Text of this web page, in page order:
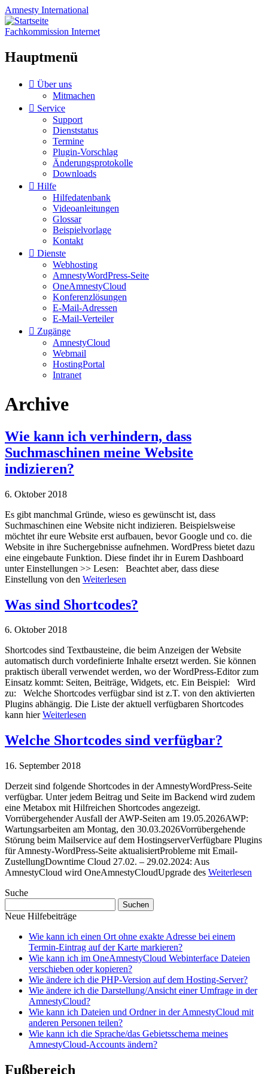
Amnesty International
Fachkommission Internet
Hauptmenü
Zum
springen
Über uns
Mitmachen
Service
Support
Dienststatus
Termine
Plugin-Vorschlag
Änderungsprotokolle
Downloads
Hilfe
Hilfedatenbank
Videoanleitungen
Glossar
Beispielvorlage
Kontakt
Dienste
Webhosting
AmnestyWordPress-Seite
OneAmnestyCloud
Konferenzlösungen
E-Mail-Adressen
E-Mail-Verteiler
Zugänge
AmnestyCloud
Webmail
HostingPortal
Intranet
Archive
Wie kann ich verhindern, dass
Suchmaschinen meine Website
indizieren?
6. Oktober 2018
Es gibt manchmal Gründe, wieso es gewünscht ist, dass
Suchmaschinen eine Website nicht indizieren. Beispielsweise
möchtet ihr eure Website erst aufbauen, bevor Google und co. die
Website in ihre Suchergebnisse aufnehmen. WordPress bietet dazu
eine eingebaute Funktion. Diese findet ihr in Eurem Dashboard
unter Einstellungen >> Lesen: Beachtet aber, dass diese
Einstellung von den Weiterlesen
Was sind Shortcodes?
6. Oktober 2018
Shortcodes sind Textbausteine, die beim Anzeigen der Website
automatisch durch vordefinierte Inhalte ersetzt werden. Sie können
praktisch überall verwendet werden, wo der WordPress-Editor zum
Einsatz kommt: Seiten, Beiträge, Widgets, etc. Ein Beispiel: Wird
zu: Welche Shortcodes verfügbar sind ist z.T. von den aktivierten
Plugins abhängig. Die Liste der aktuell verfügbaren Shortcodes
kann hierWeiterlesen
Welche Shortcodes sind verfügbar?
16. September 2018
Derzeit sind folgende Shortcodes in der AmnestyWordPress-Seite
verfügbar. Unter jedem Beitrag und Seite im Backend wird zudem
eine Metabox mit Hilfreichen Shortcodes angezeigt.
Vorrübergehender Ausfall der AWP-Seiten am 19.05.2026AWP:
Wartungsarbeiten am Montag, den 30.03.2026Vorrübergehende
Störung beim Mailservice auf dem HostingserverVerfügbare Plugins
für Amnesty-WordPress-Seite aktualisiertProbleme mit Email-
ZustellungDowntime Cloud 27.02. – 29.02.2024: Aus
AmnestyCloud wird OneAmnestyCloudUpgrade des Weiterlesen
Suche
nach:
Neue Hilfebeiträge
Wie kann ich einen Ort ohne exakte Adresse bei einem
Termin-Eintrag auf der Karte markieren?
Wie kann ich im OneAmnestyCloud Webinterface Dateien
verschieben oder kopieren?
Wie ändere ich die PHP-Version auf dem Hosting-Server?
Wie ändere ich die Darstellung/Ansicht einer Umfrage in der
AmnestyCloud?
Wie kann ich Dateien und Ordner in der AmnestyCloud mit
anderen Personen teilen?
Wie kann ich die Sprache/das Gebietsschema meines
AmnestyCloud-Accounts ändern?
Fußbereich